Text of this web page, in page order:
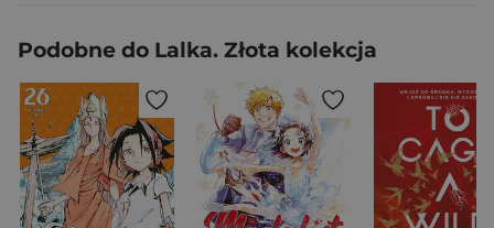
Podobne do Lalka. Złota kolekcja